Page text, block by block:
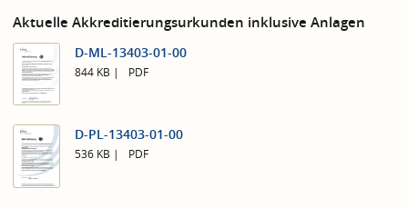
Aktuelle Akkreditierungsurkunden inklusive Anlagen
D-ML-13403-01-00
844 KB PDF
D-PL-13403-01-00
536 KB PDF